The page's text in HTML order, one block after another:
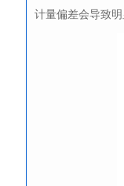
计量偏差会导致